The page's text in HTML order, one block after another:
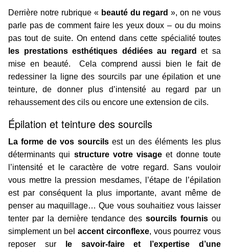
Derrière notre rubrique « beauté du regard », on ne vous
parle pas de comment faire les yeux doux – ou du moins
pas tout de suite. On entend dans cette spécialité toutes
les prestations esthétiques dédiées au regard
et sa
mise en beauté. Cela comprend aussi bien le fait de
redessiner la ligne des sourcils par une épilation et une
teinture, de donner plus d’intensité au regard par un
rehaussement des cils ou encore une extension de cils.
Épilation et teinture des sourcils
La forme de vos sourcilsest un des éléments les plus
déterminants qui structure votre visage et donne toute
l’intensité et le caractère de votre regard. Sans vouloir
vous mettre la pression mesdames, l’étape de l’épilation
est par conséquent la plus importante, avant même de
penser au maquillage… Que vous souhaitiez vous laisser
tenter par la dernière tendance des sourcils fournis ou
simplement un belaccent circonflexe, vous pourrez vous
reposer sur
le savoir-faire et l’expertise d’une